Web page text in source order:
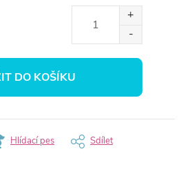
DO KOŠÍKU
Hlídací pes Sdílet